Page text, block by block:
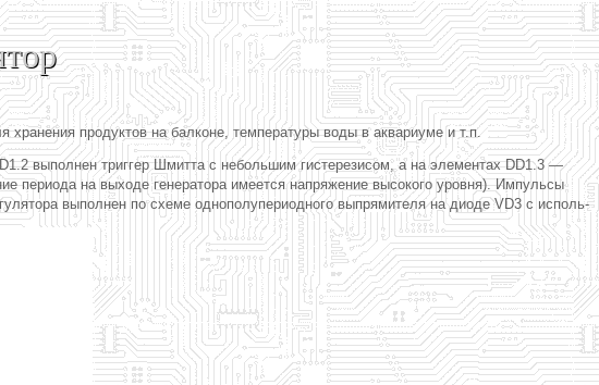
продуктов на балконе, температуры воды в аквариуме и т.п.
выполнен триггер Шмитта с небольшим гистерезисом, а на элементах DD1.3 —
периода на выходе генератора имеется напряжение высокого уровня). Импульсы
выполнен по схеме однополупериодного выпрямителя на диоде VD3 с исполь-